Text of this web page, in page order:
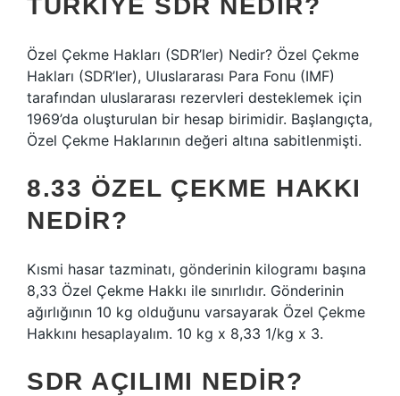
TÜRKIYE SDR NEDIR?
Özel Çekme Hakları (SDR’ler) Nedir? Özel Çekme
Hakları (SDR’ler), Uluslararası Para Fonu (IMF)
tarafından uluslararası rezervleri desteklemek için
1969’da oluşturulan bir hesap birimidir. Başlangıçta,
Özel Çekme Haklarının değeri altına sabitlenmişti.
8.33 ÖZEL ÇEKME HAKKI
NEDIR?
Kısmi hasar tazminatı, gönderinin kilogramı başına
8,33 Özel Çekme Hakkı ile sınırlıdır. Gönderinin
ağırlığının 10 kg olduğunu varsayarak Özel Çekme
Hakkını hesaplayalım. 10 kg x 8,33 1/kg x 3.
SDR AÇILIMI NEDIR?